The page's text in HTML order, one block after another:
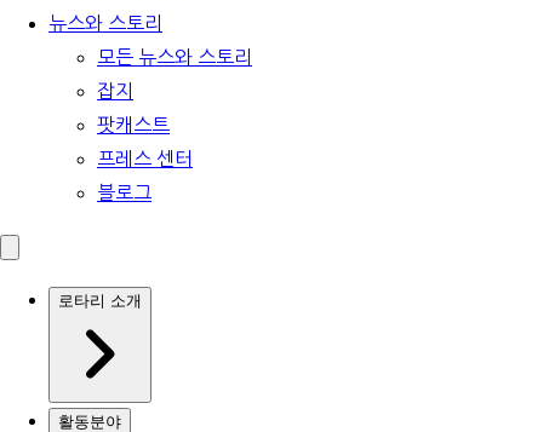
뉴스와 스토리
모든 뉴스와 스토리
잡지
팟캐스트
프레스 센터
블로그
로타리 소개
활동분야